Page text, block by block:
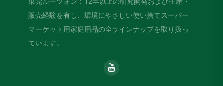
販売経験を有し、環境にやさしい使い捨てスーパー
マーケット用家庭用品の全ラインナップを取り扱っ
ています。